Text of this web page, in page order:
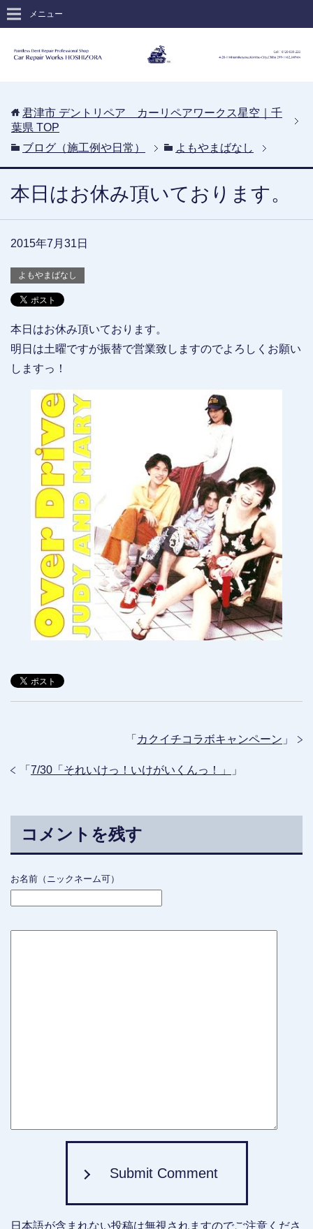
メニュー
君津市 デントリペア カーリペアワークス星空｜千
葉県 TOP
ブログ（施工例や日常）
よもやまばなし
本日はお休み頂いております。
2015年7月31日
よもやまばなし
本日はお休み頂いております。
明日は土曜ですが振替で営業致しますのでよろしくお願い
しますっ！
「 カクイチコラボキャンペーン 」
「 7/30「それいけっ！いけがいくんっ！」 」
コメントを残す
お名前（ニックネーム可）
Submit Comment
日本語が含まれない投稿は無視されますのでご注意くださ